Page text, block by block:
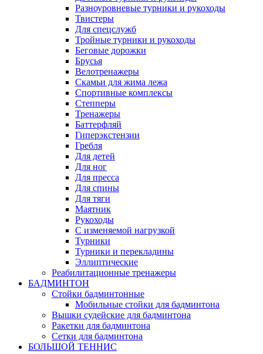
Разноуровневые турники и рукоходы
Твистеры
Для спецслужб
Тройные турники и рукоходы
Беговые дорожки
Брусья
Велотренажеры
Скамьи для жима лежа
Спортивные комплексы
Степперы
Тренажеры
Баттерфляй
Гиперэкстензии
Гребля
Для детей
Для ног
Для пресса
Для спины
Для тяги
Маятник
Рукоходы
С изменяемой нагрузкой
Турники
Турники и перекладины
Эллиптические
Реабилитационные тренажеры
БАДМИНТОН
Стойки бадминтонные
Мобильные стойки для бадминтона
Вышки судейские для бадминтона
Ракетки для бадминтона
Сетки для бадминтона
БОЛЬШОЙ ТЕННИС